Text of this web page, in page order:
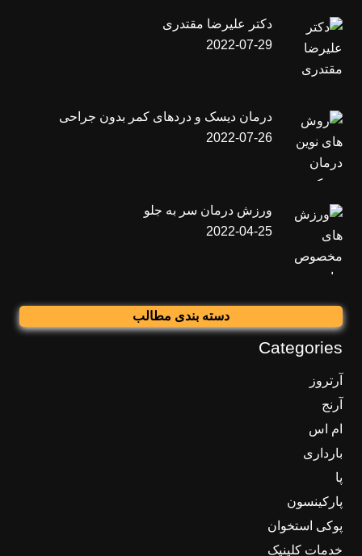
دکتر علیرضا مقتدری
2022-07-29
درمان دیسک و دردهای کمر بدون جراحی
2022-07-26
ورزش درمان سر به جلو
2022-04-25
دسته بندی مطالب
Categories
آرتروز
آرنج
ام اس
بارداری
پا
پارکینسون
پوکی استخوان
خدمات کلینیک